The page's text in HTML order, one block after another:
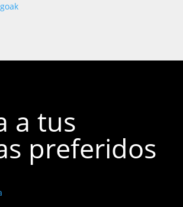
a tus
preferidos